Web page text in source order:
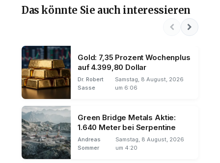
Das könnte Sie auch interessieren
Gold: 7,35 Prozent Wochenplus
auf 4.399,80 Dollar
Dr. Robert
Sasse
Samstag, 8 August, 2026
um 6:06
Green Bridge Metals Aktie:
1.640 Meter bei Serpentine
Andreas
Sommer
Samstag, 8 August, 2026
um 4:20